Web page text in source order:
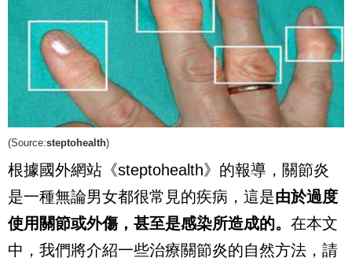
(Source:steptohealth)
根據國外網站《steptohealth》的報導，關節炎
是一種無論男女都很常見的疾病，這是由於過度
使用關節或外傷，甚至是感染所造成的。 在本文
中，我們將介紹一些治療關節炎的自然方法，請